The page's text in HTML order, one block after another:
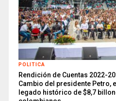
POLITICA
Rendición de Cuentas 2022-
Cambio del presidente Petro,
legado histórico de $8,7